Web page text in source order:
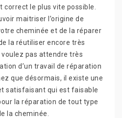
le plus vite possible.
maitriser l’origine de
cheminée et de la réparer
la réutiliser encore très
pas attendre très
d’un travail de réparation
que désormais, il existe une
satisfaisant qui est faisable
la réparation de tout type
la cheminée.